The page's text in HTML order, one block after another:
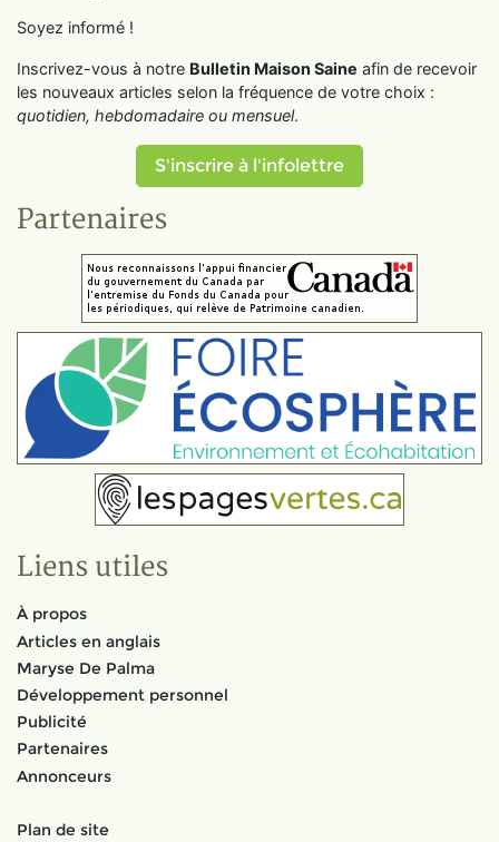
Soyez informé !
Inscrivez-vous à notre Bulletin Maison Saine afin de recevoir
les nouveaux articles selon la fréquence de votre choix :
quotidien, hebdomadaire ou mensuel.
S'inscrire à l'infolettre
Partenaires
Liens utiles
À propos
Articles en anglais
Maryse De Palma
Développement personnel
Publicité
Partenaires
Annonceurs
Plan de site